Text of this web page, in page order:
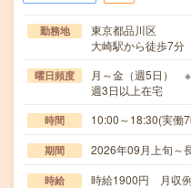
勤務地
東京都品川区
大崎駅から徒歩7分
曜日頻度
月～金（週5日）
週3日以上在宅
時間 10:00～18:30(実
期間 2026年09月上旬～
時給 時給1900円 月収